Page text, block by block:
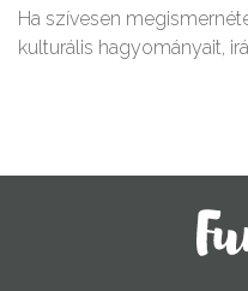
Ha szívesen
kulturális hagyományait,